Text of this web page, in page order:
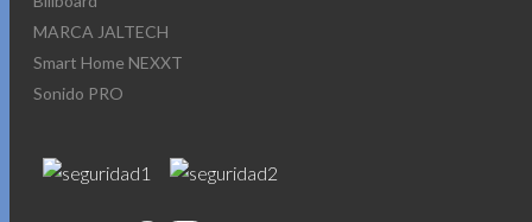
MARCA JALTECH
Smart Home NEXXT
Sonido PRO